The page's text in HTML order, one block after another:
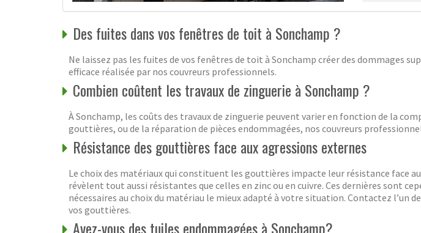
Des fuites dans vos fenêtres de toit à Sonchamp ?
Ne laissez pas les fuites de vos fenêtres de toit à Sonchamp créer des dommages
efficace réalisée par nos couvreurs professionnels.
Combien coûtent les travaux de zinguerie à Sonchamp ?
À Sonchamp, les coûts des travaux de zinguerie peuvent varier en fonction de la
gouttières, ou de la réparation de pièces endommagées, nos couvreurs
Résistance des gouttières face aux agressions externes
Le choix des matériaux qui constituent les gouttières impacte leur résistance face
révèlent tout aussi résistantes que celles en zinc ou en cuivre. Ces dernières sont
nécessaires au choix du matériau le mieux adapté à votre situation. Contactez l’un
vos gouttières.
Avez-vous des tuiles endommagées à Sonchamp?